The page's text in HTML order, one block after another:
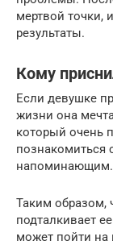
мертвой точки,
результаты.
Кому
Если девушке
жизни она
который очень
познакомиться
напоминающим.
Таким образом,
подталкивает
может пойти на